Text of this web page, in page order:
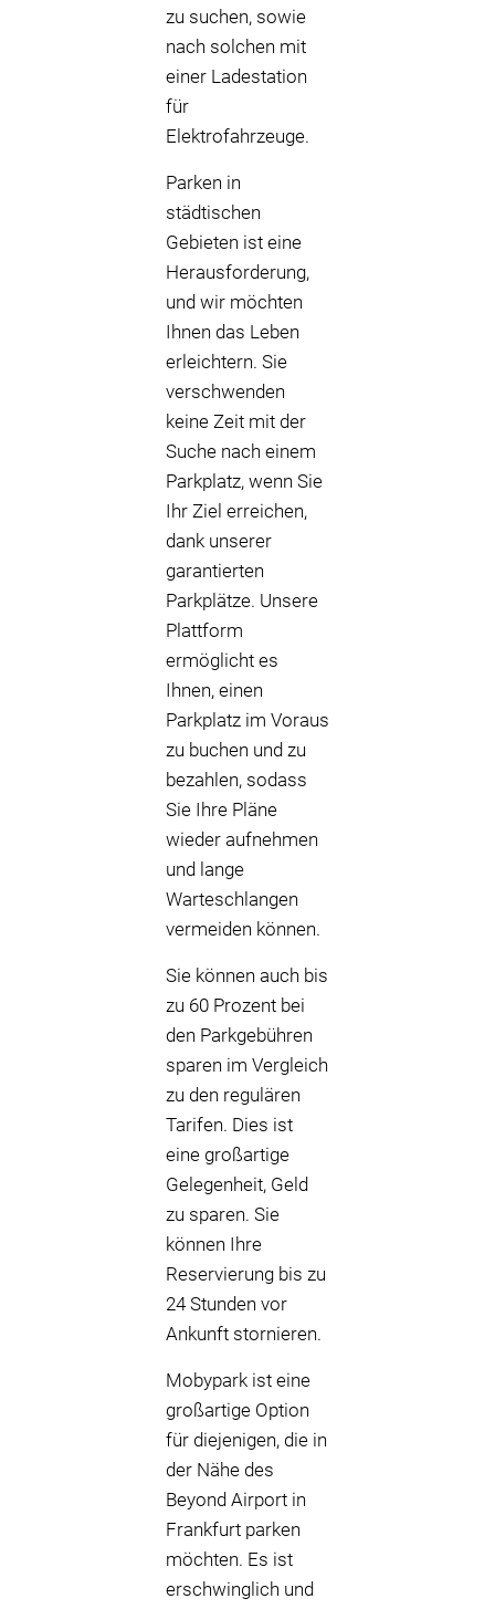
zu suchen, sowie
nach solchen mit
einer Ladestation
für
Elektrofahrzeuge.
Parken in
städtischen
Gebieten ist eine
Herausforderung,
und wir möchten
Ihnen das Leben
erleichtern. Sie
verschwenden
keine Zeit mit der
Suche nach einem
Parkplatz, wenn Sie
Ihr Ziel erreichen,
dank unserer
garantierten
Parkplätze. Unsere
Plattform
ermöglicht es
Ihnen, einen
Parkplatz im Voraus
zu buchen und zu
bezahlen, sodass
Sie Ihre Pläne
wieder aufnehmen
und lange
Warteschlangen
vermeiden können.
Sie können auch bis
zu 60 Prozent bei
den Parkgebühren
sparen im Vergleich
zu den regulären
Tarifen. Dies ist
eine großartige
Gelegenheit, Geld
zu sparen. Sie
können Ihre
Reservierung bis zu
24 Stunden vor
Ankunft stornieren.
Mobypark ist eine
großartige Option
für diejenigen, die in
der Nähe des
Beyond Airport in
Frankfurt parken
möchten. Es ist
erschwinglich und